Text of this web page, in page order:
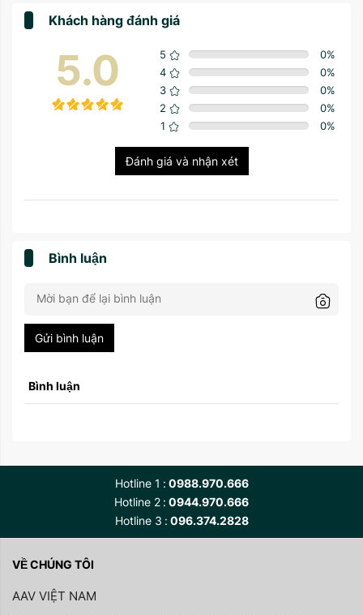
Khách hàng đánh giá
5.0 5 0%
4
0%
3
0%
2
0%
1
0%
Đánh giá và nhận xét
Bình luận
Gửi bình luận
Bình luận
Hotline 1
0988.970.666
Hotline 2 0944.970.666
Hotline 3
096.374.2828
VỀ CHÚNG TÔI
AAV VIỆT NAM